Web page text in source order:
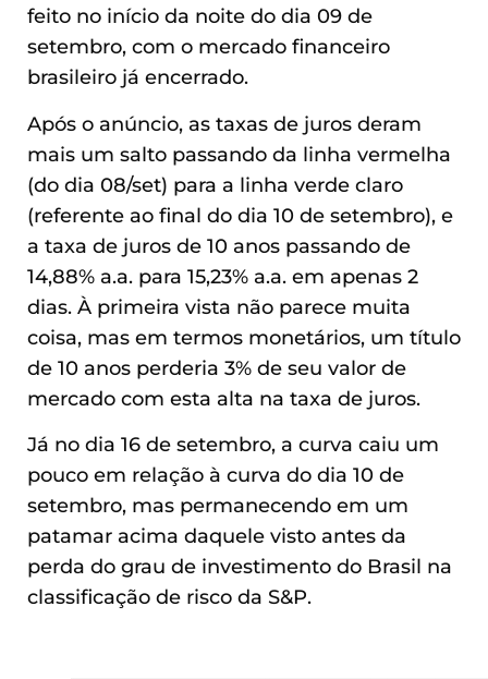
feito no início da noite do dia 09 de
setembro, com o mercado financeiro
brasileiro já encerrado.
Após o anúncio, as taxas de juros deram
mais um salto passando da linha vermelha
(do dia 08/set) para a linha verde claro
(referente ao final do dia 10 de setembro), e
a taxa de juros de 10 anos passando de
14,88% a.a. para 15,23% a.a. em apenas 2
dias. À primeira vista não parece muita
coisa, mas em termos monetários, um título
de 10 anos perderia 3% de seu valor de
mercado com esta alta na taxa de juros.
Já no dia 16 de setembro, a curva caiu um
pouco em relação à curva do dia 10 de
setembro, mas permanecendo em um
patamar acima daquele visto antes da
perda do grau de investimento do Brasil na
classificação de risco da S&P.